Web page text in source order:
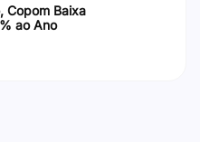
Copom Baixa
ao Ano